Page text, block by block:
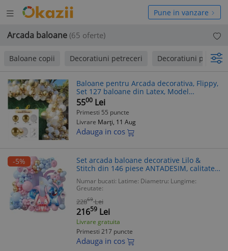
Deschide
meniul
Pune in vanzare
Arcada baloane (65 oferte)
Baloane copii Decoratiuni petreceri Decoratiuni
Baloane pentru Arcada decorativa, Flippy,
Set 127 baloane din Latex, Model
Petrecere pentru Arcada, Baloane Party,
12 cm, 25 cm, 30 cm, Alb Gold
5500 Lei
Primesti 55 puncte
Livrare Marți, 11 Aug
Adauga in cos
-5%
Set arcada baloane decorative Lilo &
Stitch din 146 piese ANTADESIM, calitate
latex si folie aluminiu Extra, Roz si Bleu
Numar bucati: Latime: Diametru: Lungime:
Greutate:
22869 Lei
21659 Lei
Livrare gratuita
Primesti 217 puncte
Adauga in cos